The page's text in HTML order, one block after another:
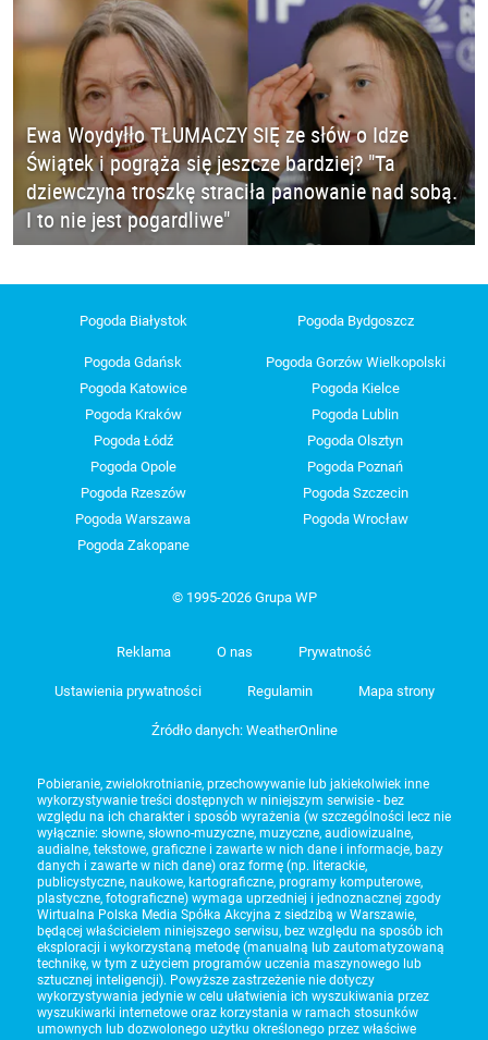
Ewa Woydyłło TŁUMACZY SIĘ ze słów o Idze
Świątek i pogrąża się jeszcze bardziej? "Ta
dziewczyna troszkę straciła panowanie nad sobą.
I to nie jest pogardliwe"
Pogoda Białystok Pogoda Bydgoszcz
Pogoda Gdańsk
Pogoda Gorzów Wielkopolski
Pogoda Katowice
Pogoda Kielce
Pogoda Kraków
Pogoda Lublin
Pogoda Łódź
Pogoda Olsztyn
Pogoda Opole
Pogoda Poznań
Pogoda Rzeszów
Pogoda Szczecin
Pogoda Warszawa
Pogoda Wrocław
Pogoda Zakopane
© 1995-2026 Grupa WP
Reklama O nas Prywatność
Ustawienia prywatności Regulamin Mapa strony
Źródło danych: WeatherOnline
Pobieranie, zwielokrotnianie, przechowywanie lub jakiekolwiek inne
wykorzystywanie treści dostępnych w niniejszym serwisie - bez
względu na ich charakter i sposób wyrażenia (w szczególności lecz nie
wyłącznie: słowne, słowno-muzyczne, muzyczne, audiowizualne,
audialne, tekstowe, graficzne i zawarte w nich dane i informacje, bazy
danych i zawarte w nich dane) oraz formę (np. literackie,
publicystyczne, naukowe, kartograficzne, programy komputerowe,
plastyczne, fotograficzne) wymaga uprzedniej i jednoznacznej zgody
Wirtualna Polska Media Spółka Akcyjna z siedzibą w Warszawie,
będącej właścicielem niniejszego serwisu, bez względu na sposób ich
eksploracji i wykorzystaną metodę (manualną lub zautomatyzowaną
technikę, w tym z użyciem programów uczenia maszynowego lub
sztucznej inteligencji). Powyższe zastrzeżenie nie dotyczy
wykorzystywania jedynie w celu ułatwienia ich wyszukiwania przez
wyszukiwarki internetowe oraz korzystania w ramach stosunków
umownych lub dozwolonego użytku określonego przez właściwe